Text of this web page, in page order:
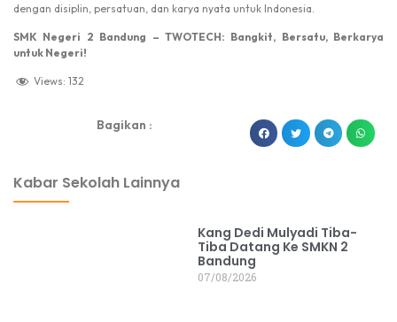
dengan disiplin, persatuan, dan karya nyata untuk Indonesia.
SMK Negeri 2 Bandung – TWOTECH: Bangkit, Bersatu, Berkarya
untuk Negeri!
Views: 132
Bagikan :
Kabar Sekolah Lainnya
Kang Dedi Mulyadi Tiba-
Tiba Datang Ke SMKN 2
Bandung
07/08/2026